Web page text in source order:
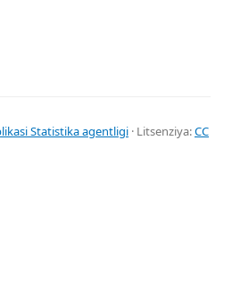
Statistika agentligi · Litsenziya:CC